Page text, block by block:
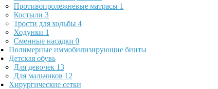
Противопролежневые матрасы 1
Костыли 3
Трости для ходьбы 4
Ходунки 1
Сменные насадки 0
Полимерные иммобилизирующие бинты
Детская обувь
Для девочек 13
Для мальчиков 12
Хирургические сетки